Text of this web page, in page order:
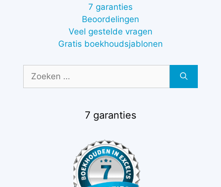
7 garanties
Beoordelingen
Veel gestelde vragen
Gratis boekhoudsjablonen
naar:
7 garanties